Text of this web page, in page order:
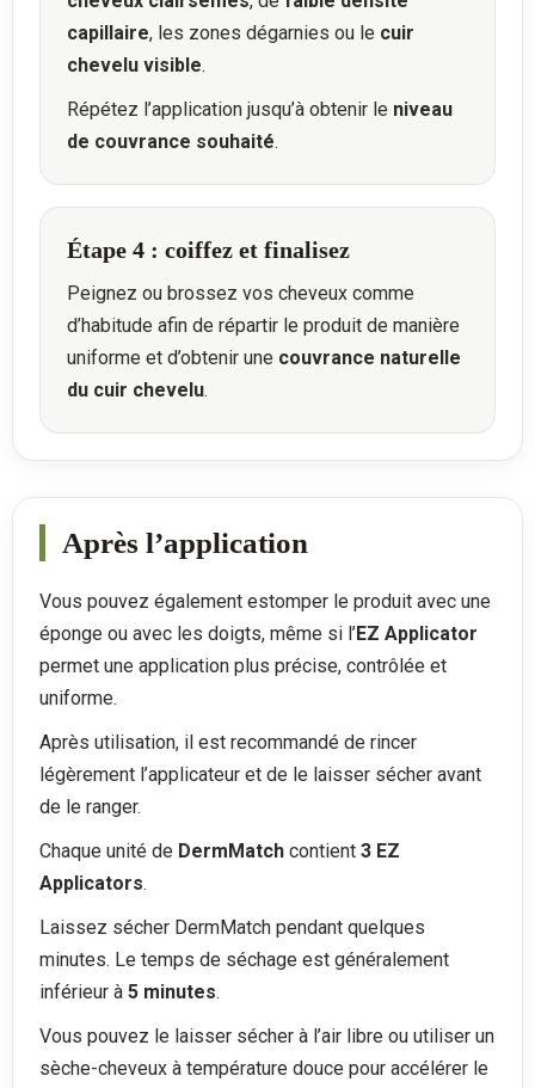
capillaire, les zones dégarnies ou le cuir
chevelu visible.
Répétez l’application jusqu’à obtenir le niveau
de couvrance souhaité.
Étape 4 : coiffez et finalisez
Peignez ou brossez vos cheveux comme
d’habitude afin de répartir le produit de manière
uniforme et d’obtenir une couvrance naturelle
du cuir chevelu.
Après l’application
Vous pouvez également estomper le produit avec une
éponge ou avec les doigts, même si l’EZ Applicator
permet une application plus précise, contrôlée et
uniforme.
Après utilisation, il est recommandé de rincer
légèrement l’applicateur et de le laisser sécher avant
de le ranger.
Chaque unité de DermMatch contient 3 EZ
Applicators.
Laissez sécher DermMatch pendant quelques
minutes. Le temps de séchage est généralement
inférieur à 5 minutes.
Vous pouvez le laisser sécher à l’air libre ou utiliser un
sèche-cheveux à température douce pour accélérer le